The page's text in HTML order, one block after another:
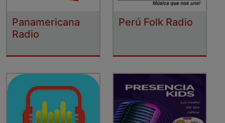
Panamericana
Radio
Perú Folk Radio